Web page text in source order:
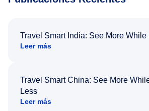
Travel Smart India: See More
Leer más
Travel Smart China: See More
Less
Leer más